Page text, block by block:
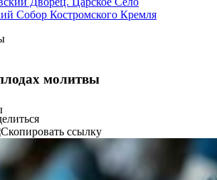
Собор Костромского Кремля
молитвы